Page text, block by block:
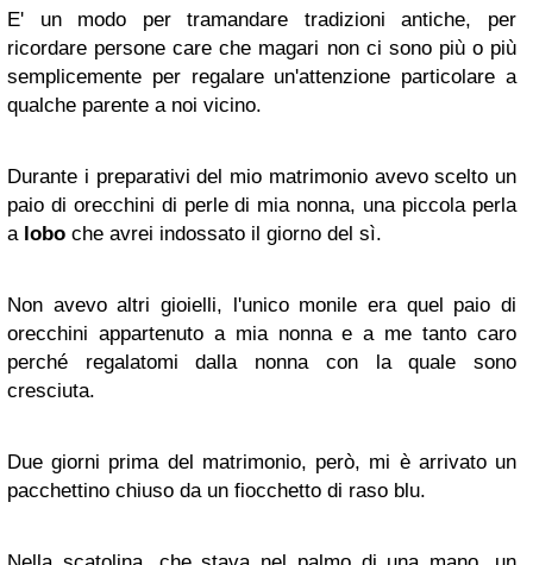
E' un modo per tramandare tradizioni antiche, per
ricordare persone care che magari non ci sono più o più
semplicemente per regalare un'attenzione particolare a
qualche parente a noi vicino.
Durante i preparativi del mio matrimonio avevo scelto un
paio di orecchini di perle di mia nonna, una piccola perla
a lobo che avrei indossato il giorno del sì.
Non avevo altri gioielli, l'unico monile era quel paio di
orecchini appartenuto a mia nonna e a me tanto caro
perché regalatomi dalla nonna con la quale sono
cresciuta.
Due giorni prima del matrimonio, però, mi è arrivato un
pacchettino chiuso da un fiocchetto di raso blu.